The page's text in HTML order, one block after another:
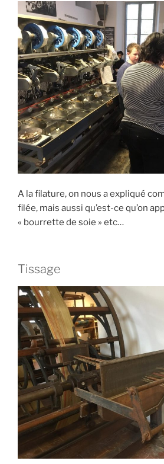
A la filature, on nous a expliqué
filée, mais aussi qu’est-ce qu’on
« bourrette de soie » etc…
Tissage